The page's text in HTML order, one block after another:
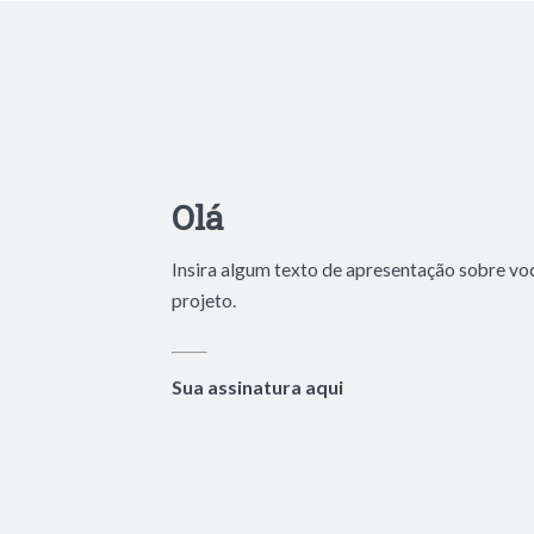
Olá
Insira algum texto de apresentação sobre
projeto.
Sua assinatura aqui